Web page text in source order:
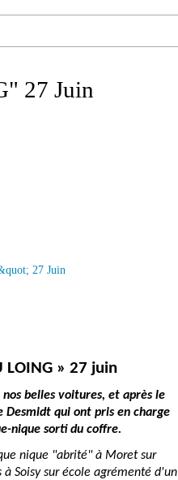
27 Juin
LOING » 27 juin
belles voitures, et après le
Desmidt qui ont pris en charge
nique sorti du coffre.
nique "abrité" à Moret sur
Soisy sur école agrémenté d'un